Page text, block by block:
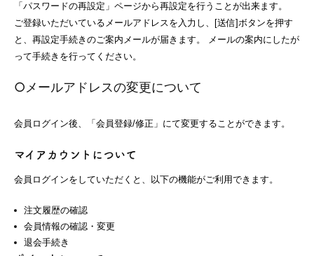
「パスワードの再設定」ページから再設定を行うことが出来ます。
ご登録いただいているメールアドレスを入力し、[送信]ボタンを押す
と、再設定手続きのご案内メールが届きます。 メールの案内にしたが
って手続きを行ってください。
○メールアドレスの変更について
会員ログイン後、「会員登録/修正」にて変更することができます。
マイアカウントについて
会員ログインをしていただくと、以下の機能がご利用できます。
注文履歴の確認
会員情報の確認・変更
退会手続き